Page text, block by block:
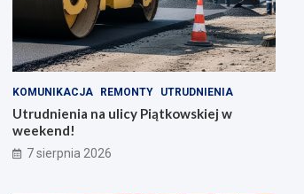
KOMUNIKACJA REMONTY UTRUDNIENIA
Utrudnienia na ulicy Piątkowskiej w
weekend!
7 sierpnia 2026